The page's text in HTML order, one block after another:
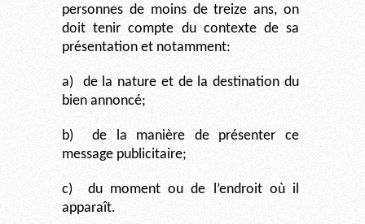
personnes de moins de treize ans, on
doit tenir compte du contexte de sa
présentation et notamment:
a)
de la nature et de la destination du
bien annoncé;
b)
de la manière de présenter ce
message publicitaire;
c)
du moment ou de l’endroit où il
apparaît.